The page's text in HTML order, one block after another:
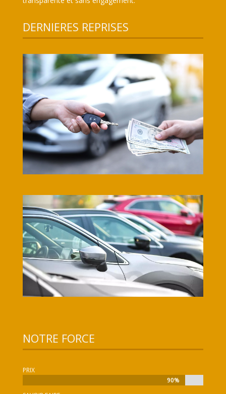
DERNIERES REPRISES
NOTRE FORCE
PRIX
90%
90%